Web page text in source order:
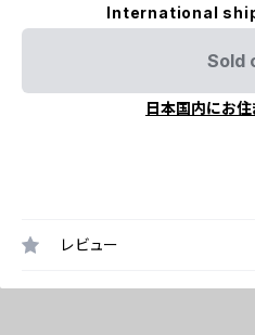
International
Sold
日本国内にお
レビュー